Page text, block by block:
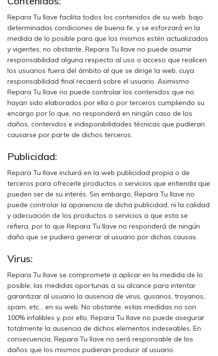
Repara Tu llave facilita todos los contenidos de su web, bajo
determinadas condiciones de buena fe, y se esforzará en la
medida de lo posible para que los mismos estén actualizados
y vigentes; no obstante, Repara Tu llave no puede asumir
responsabilidad alguna respecto al uso o acceso que realicen
los usuarios fuera del ámbito al que se dirige la web, cuya
responsabilidad final recaerá sobre el usuario. Asimismo
Repara Tu llave no puede controlar los contenidos que no
hayan sido elaborados por ella o por terceros cumpliendo su
encargo por lo que, no responderá en ningún caso de los
daños, contenidos e indisponibilidades técnicas que pudieran
causarse por parte de dichos terceros.
Publicidad:
Repara Tu llave incluirá en la web publicidad propia o de
terceros para ofrecerle productos o servicios que entienda que
pueden ser de su interés. Sin embargo, Repara Tu llave no
puede controlar la apariencia de dicha publicidad, ni la calidad
y adecuación de los productos o servicios a que esta se
refiera, por lo que Repara Tu llave no responderá de ningún
daño que se pudiera generar al usuario por dichas causas.
Virus:
Repara Tu llave se compromete a aplicar en la medida de lo
posible, las medidas oportunas a su alcance para intentar
garantizar al usuario la ausencia de virus, gusanos, troyanos,
spam, etc… en su web. No obstante, estas medidas no son
100% infalibles y, por ello, Repara Tu llave no puede asegurar
totalmente la ausencia de dichos elementos indeseables. En
consecuencia, Repara Tu llave no será responsable de los
daños que los mismos pudieran producir al usuario.